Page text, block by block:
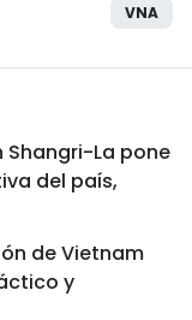
VNA
Shangri-La pone
del país,
de Vietnam
y